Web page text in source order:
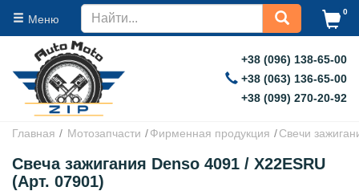
Меню
0
+38 (096) 138-65-00
+38 (063) 136-65-00
+38 (099) 270-20-92
Главная Мотозапчасти Фирменная продукция Свечи
Свеча зажигания Denso 4091 / X22ESRU
(Арт. 07901)